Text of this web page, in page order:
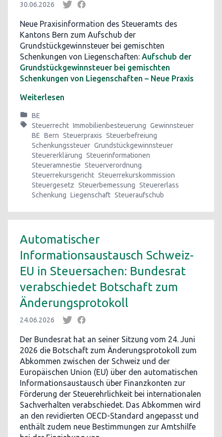
30.06.2026
Neue Praxisinformation des Steueramts des
Kantons Bern zum Aufschub der
Grundstückgewinnsteuer bei gemischten
Schenkungen von Liegenschaften: Aufschub der
Grundstückgewinnsteuer bei gemischten
Schenkungen von Liegenschaften – Neue Praxis
Weiterlesen
BE
Steuerrecht Immobilienbesteuerung Gewinnsteuer
BE Bern Steuerpraxis Steuerbefreiung
Schenkungssteuer Grundstückgewinnsteuer
Steuererklärung Steuerinformationen
Steueramnestie Steuerverordnung
Steuerrekursgericht Steuerrekurskommission
Steuergesetz Steuerbemessung Steuererlass
Schenkung Liegenschaft Steueraufschub
Automatischer
Informationsaustausch Schweiz-
EU in Steuersachen: Bundesrat
verabschiedet Botschaft zum
Änderungsprotokoll
24.06.2026
Der Bundesrat hat an seiner Sitzung vom 24. Juni
2026 die Botschaft zum Änderungsprotokoll zum
Abkommen zwischen der Schweiz und der
Europäischen Union (EU) über den automatischen
Informationsaustausch über Finanzkonten zur
Förderung der Steuerehrlichkeit bei internationalen
Sachverhalten verabschiedet. Das Abkommen wird
an den revidierten OECD-Standard angepasst und
enthält zudem neue Bestimmungen zur Amtshilfe